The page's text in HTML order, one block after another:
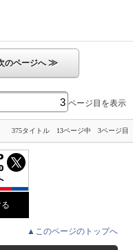
のページへ≫
ページ目を表示
375タイトル 13ページ中 3ページ目
▲このページのトップへ